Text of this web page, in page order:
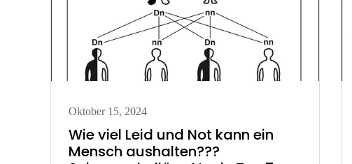
Posted
on
Oktober 15, 2024
Wie viel Leid und Not kann ein
Mensch aushalten???